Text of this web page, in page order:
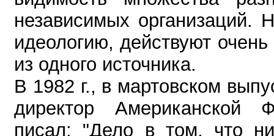
независимых
идеологию, действуют
из одного источника.
В 1982 г., в мартовском
директор Американской
писал: "Дело в том, что